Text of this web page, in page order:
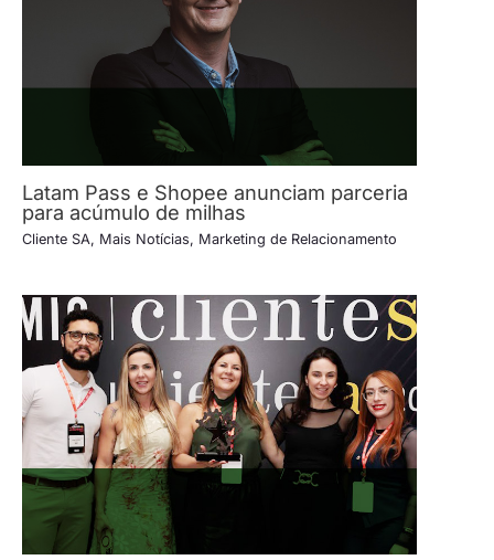
Latam Pass e Shopee anunciam parceria
para acúmulo de milhas
Cliente SA, Mais Notícias, Marketing de Relacionamento